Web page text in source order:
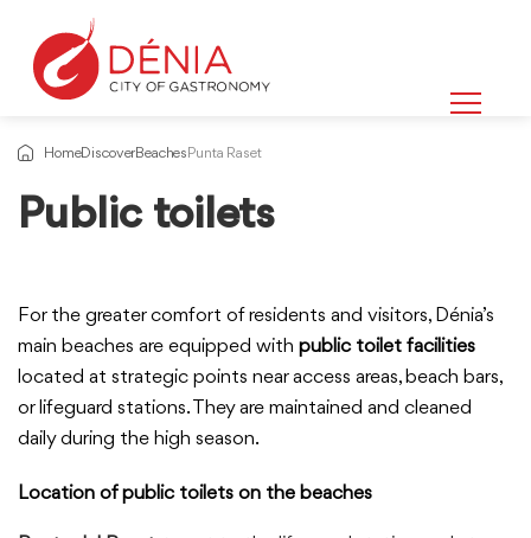
HomeDiscoverBeaches Punta Raset
Public toilets
For the greater comfort of residents and visitors, Dénia’s
main beaches are equipped with public toilet facilities
located at strategic points near access areas, beach bars,
or lifeguard stations. They are maintained and cleaned
daily during the high season.
Location of public toilets on the beaches